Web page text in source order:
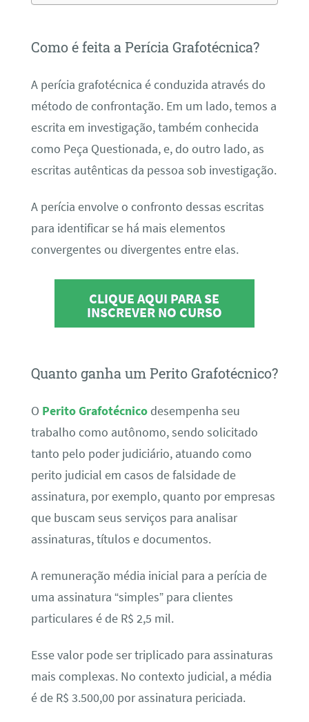
Como é feita a Perícia Grafotécnica?
A perícia grafotécnica é conduzida através do
método de confrontação. Em um lado, temos a
escrita em investigação, também conhecida
como Peça Questionada, e, do outro lado, as
escritas autênticas da pessoa sob investigação.
A perícia envolve o confronto dessas escritas
para identificar se há mais elementos
convergentes ou divergentes entre elas.
CLIQUE AQUI PARA SE
INSCREVER NO CURSO
Quanto ganha um Perito Grafotécnico?
O Perito Grafotécnicodesempenha seu
trabalho como autônomo, sendo solicitado
tanto pelo poder judiciário, atuando como
perito judicial em casos de falsidade de
assinatura, por exemplo, quanto por empresas
que buscam seus serviços para analisar
assinaturas, títulos e documentos.
A remuneração média inicial para a perícia de
uma assinatura “simples” para clientes
particulares é de R$ 2,5 mil.
Esse valor pode ser triplicado para assinaturas
mais complexas. No contexto judicial, a média
é de R$ 3.500,00 por assinatura periciada.